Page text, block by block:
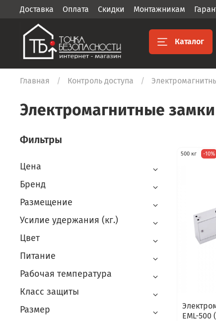
Доставка Оплата Скидки Монтажникам
Каталог
Главная Контроль доступа
Электромагнитные
500 кг -10%
EML-500
Фильтры
Цена
Бренд
Размещение
Усилие удержания (кг.)
Цвет
Питание
Рабочая температура
Класс защиты
Размер